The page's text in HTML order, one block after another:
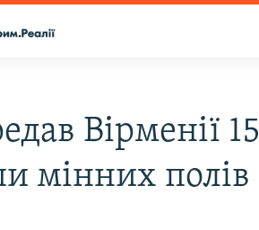
Вірменії 15
мінних полів